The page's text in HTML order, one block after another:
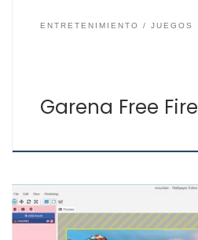
ENTRETENIMIENTO JUEGOS
Garena Free Fire